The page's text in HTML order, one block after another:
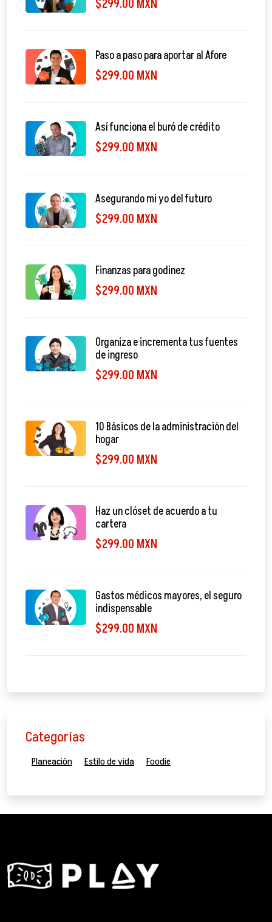
$299.00 MXN
Paso a paso para aportar al Afore
$299.00 MXN
Así funciona el buró de crédito
$299.00 MXN
Asegurando mi yo del futuro
$299.00 MXN
Finanzas para godinez
$299.00 MXN
Organiza e incrementa tus fuentes
de ingreso
$299.00 MXN
10 Básicos de la administración del
hogar
$299.00 MXN
Haz un clóset de acuerdo a tu
cartera
$299.00 MXN
Gastos médicos mayores, el seguro
indispensable
$299.00 MXN
Categorías
Planeación Estilo de vida Foodie